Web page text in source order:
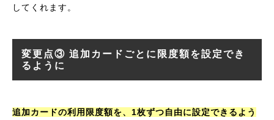
してくれます。
変更点③ 追加カードごとに限度額を設定でき
るように
追加カードの利用限度額を、1枚ずつ自由に設定できるよう